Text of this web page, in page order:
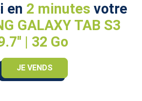
en 2 minutes votre
GALAXY TAB S3
| 32 Go
JE VENDS